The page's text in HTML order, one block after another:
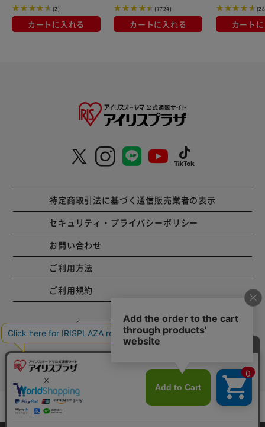
(2)
カートに入れる
(7724)
カートに入れる カート
特定商取引法に基づく通信販売業者の表示
セキュリティ・プライバシーポリシー
お問い合わせ
ご利用方法
ご利用規約
コーポレートサイト
Copyright © 2001 IRISPLAZA. ALL Rights Reserved.